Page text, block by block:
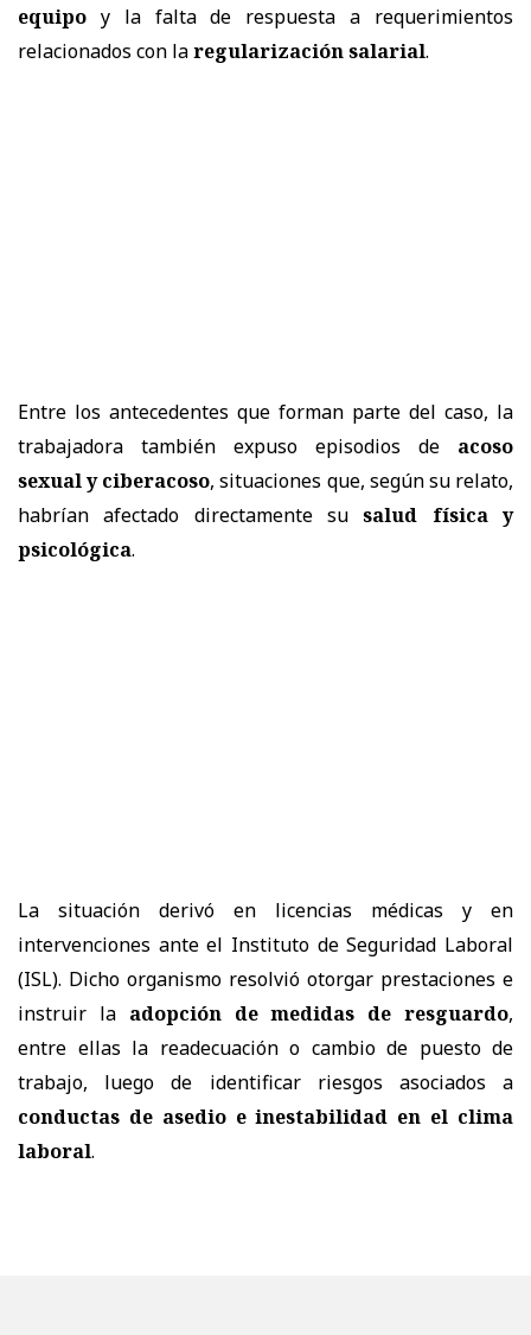
equipo y la falta de respuesta a requerimientos
relacionados con laregularización salarial.
Entre los antecedentes que forman parte del caso, la
trabajadora también expuso episodios de acoso
sexual y ciberacoso, situaciones que, según su relato,
habrían afectado directamente susalud física y
psicológica.
La situación derivó en licencias médicas y en
intervenciones ante el Instituto de Seguridad Laboral
(ISL). Dicho organismo resolvió otorgar prestaciones e
instruir la adopción demedidas de resguardo,
entre ellas la readecuación o cambio de puesto de
trabajo, luego de identificar riesgos asociados a
conductas de asedio e inestabilidad en el clima
laboral.